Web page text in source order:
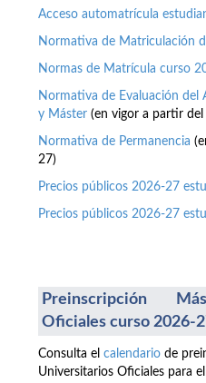
Acceso automatrícula
Normativa de Matriculación
Normas de Matrícula curso
Normativa de Evaluación del
y Máster (en vigor a partir
Normativa de Permanencia
27)
Precios públicos 2026-27
Precios públicos 2026-27
Preinscripción
Oficiales curso 2026-
Consulta el calendario de
Universitarios Oficiales para